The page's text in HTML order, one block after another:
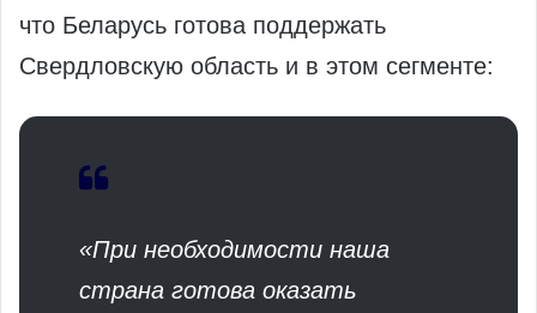
что Беларусь готова поддержать
Свердловскую область и в этом сегменте:
«При необходимости наша
страна готова оказать